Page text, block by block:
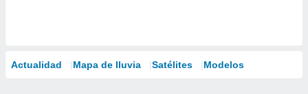
Actualidad Mapa de lluvia Satélites Modelos